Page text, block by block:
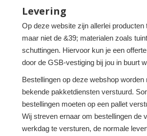
Levering
Op deze website zijn allerlei producten
maar niet de &39; materialen zoals
schuttingen. Hiervoor kun je een
door de GSB-vestiging bij jou in buurt
Bestellingen op deze webshop worden
bekende pakketdiensten verstuurd.
bestellingen moeten op een pallet
Wij streven ernaar om bestellingen de
werkdag te versturen, de normale